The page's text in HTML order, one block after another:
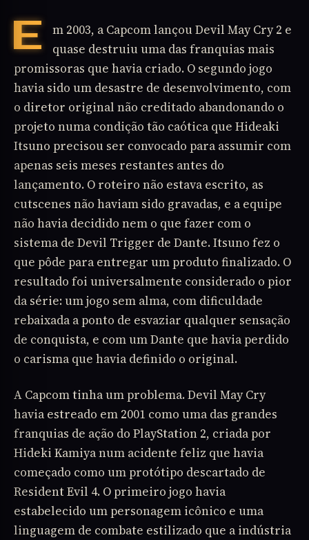
Em 2003, a Capcom lançou Devil May Cry 2 e
quase destruiu uma das franquias mais
promissoras que havia criado. O segundo jogo
havia sido um desastre de desenvolvimento, com
o diretor original não creditado abandonando o
projeto numa condição tão caótica que Hideaki
Itsuno precisou ser convocado para assumir com
apenas seis meses restantes antes do
lançamento. O roteiro não estava escrito, as
cutscenes não haviam sido gravadas, e a equipe
não havia decidido nem o que fazer com o
sistema de Devil Trigger de Dante. Itsuno fez o
que pôde para entregar um produto finalizado. O
resultado foi universalmente considerado o pior
da série: um jogo sem alma, com dificuldade
rebaixada a ponto de esvaziar qualquer sensação
de conquista, e com um Dante que havia perdido
o carisma que havia definido o original.
A Capcom tinha um problema. Devil May Cry
havia estreado em 2001 como uma das grandes
franquias de ação do PlayStation 2, criada por
Hideki Kamiya num acidente feliz que havia
começado como um protótipo descartado de
Resident Evil 4. O primeiro jogo havia
estabelecido um personagem icônico e uma
linguagem de combate estilizado que a indústria